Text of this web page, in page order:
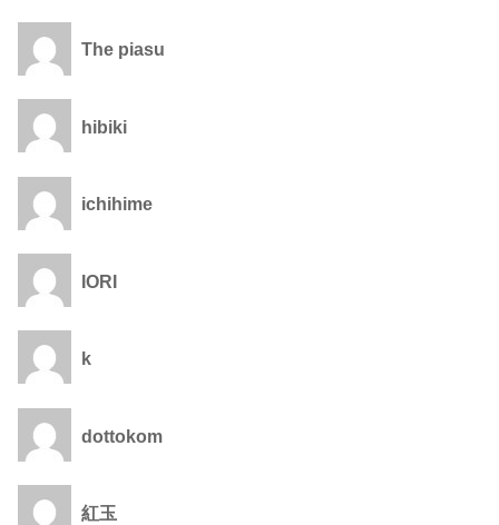
The piasu
hibiki
ichihime
IORI
k
dottokom
紅玉